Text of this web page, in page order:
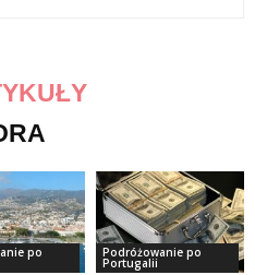
po Podróżowanie po
Portugalii